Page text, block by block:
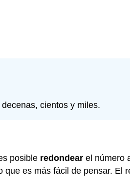
cientos y miles.
posible redondear el número
es más fácil de pensar. El